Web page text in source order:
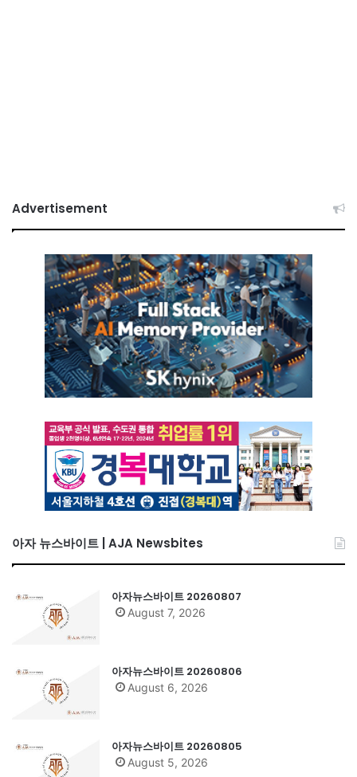
Advertisement
아자 뉴스바이트 | AJA Newsbites
아자뉴스바이트 20260807
August 7, 2026
아자뉴스바이트 20260806
August 6, 2026
아자뉴스바이트 20260805
August 5, 2026